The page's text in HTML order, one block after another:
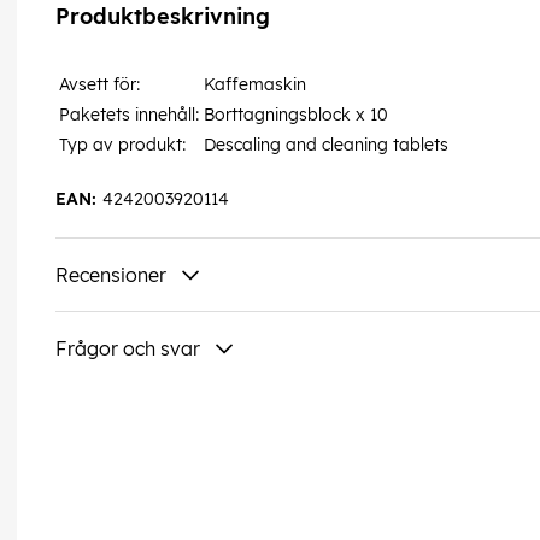
Produktbeskrivning
Avsett för:
Kaffemaskin
Paketets innehåll: Borttagningsblock x 10
Typ av produkt:
Descaling and cleaning tablets
4242003920114
EAN:
Recensioner
Frågor och svar